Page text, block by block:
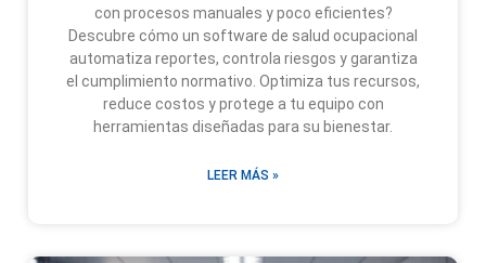
con procesos manuales y poco eficientes?
Descubre cómo un software de salud ocupacional
automatiza reportes, controla riesgos y garantiza
el cumplimiento normativo. Optimiza tus recursos,
reduce costos y protege a tu equipo con
herramientas diseñadas para su bienestar.
LEER MÁS »